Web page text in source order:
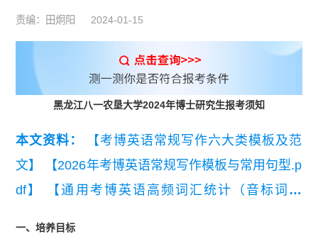
责编：田炯阳 2024-01-15
黑龙江八一农垦大学2024年博士研究生报考须知
本文资料：
【考博英语常规写作六大类模板及范
文】
【2026年考博英语常规写作模板与常用句型.p
df】
【通用考博英语高频词汇统计（音标词义
一、培养目标